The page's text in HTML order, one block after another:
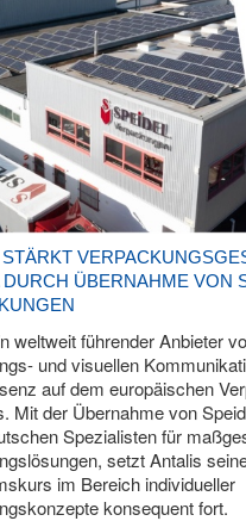
DURCH ÜBERNAHME VON
weltweit führender Anbieter
und visuellen
auf dem europäischen
Mit der Übernahme von
Spezialisten für
setzt Antalis
im Bereich individueller
konsequent fort.